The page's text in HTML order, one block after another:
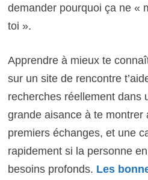
demander pourquoi ça ne «
toi ».
Apprendre à mieux te
sur un site de rencontre
recherches réellement dans
grande aisance à te montrer
premiers échanges, et une
rapidement si la personne
besoins profonds. Les